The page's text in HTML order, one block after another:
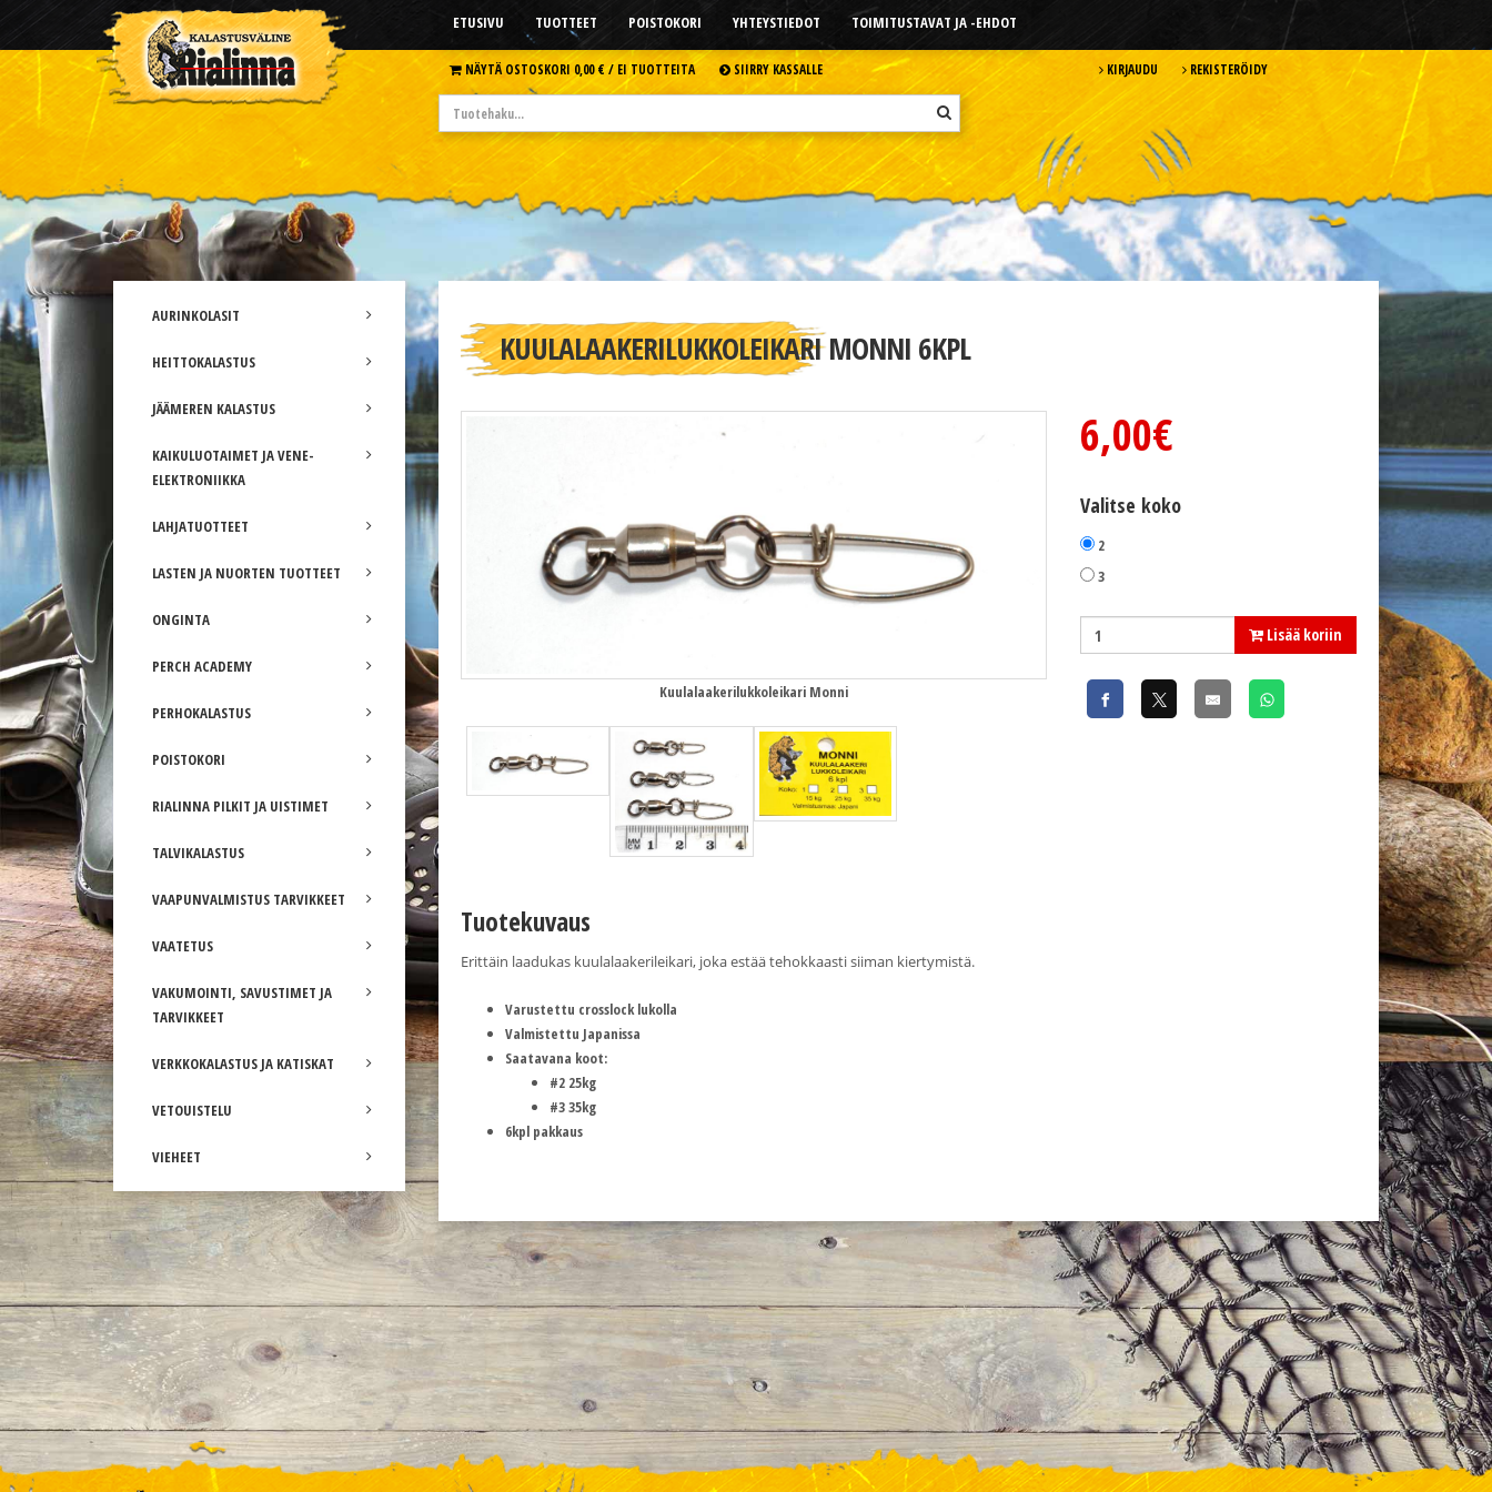
ETUSIVU TUOTTEET POISTOKORI YHTEYSTIEDOT TOIMITUSTAVAT JA -EHDOT
NÄYTÄ OSTOSKORI 0,00 € /EI TUOTTEITA SIIRRY KASSALLE KIRJAUDU REKISTERÖIDY
AURINKOLASIT
HEITTOKALASTUS
JÄÄMEREN KALASTUS
KAIKULUOTAIMET JA VENE-
ELEKTRONIIKKA
LAHJATUOTTEET
LASTEN JA NUORTEN TUOTTEET
ONGINTA
PERCH ACADEMY
PERHOKALASTUS
POISTOKORI
RIALINNA PILKIT JA UISTIMET
TALVIKALASTUS
VAAPUNVALMISTUS TARVIKKEET
VAATETUS
VAKUMOINTI, SAVUSTIMET JA
TARVIKKEET
VERKKOKALASTUS JA KATISKAT
VETOUISTELU
VIEHEET
KUULALAAKERILUKKOLEIKARI MONNI 6KPL
Kuulalaakerilukkoleikari Monni
6,00€
Valitse koko
2
3
Lisää koriin
Tuotekuvaus
Erittäin laadukas kuulalaakerileikari, joka estää tehokkaasti siiman kiertymistä.
Varustettu crosslock lukolla
Valmistettu Japanissa
Saatavana koot:
#2 25kg
#3 35kg
6kpl pakkaus